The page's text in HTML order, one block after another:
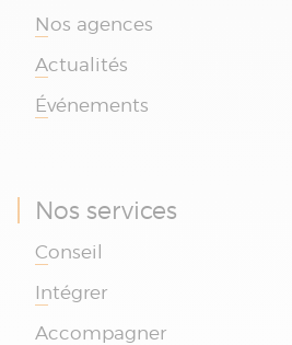
Nos agences
Actualités
Événements
Nos services
Conseil
Intégrer
Accompagner